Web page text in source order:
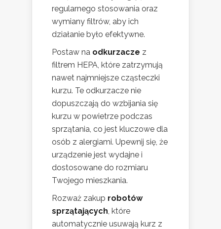
regularnego stosowania oraz
wymiany filtrów, aby ich
działanie było efektywne.
Postaw na odkurzacze z
filtrem HEPA, które zatrzymują
nawet najmniejsze cząsteczki
kurzu. Te odkurzacze nie
dopuszczają do wzbijania się
kurzu w powietrze podczas
sprzątania, co jest kluczowe dla
osób z alergiami. Upewnij się, że
urządzenie jest wydajne i
dostosowane do rozmiaru
Twojego mieszkania.
Rozważ zakup robotów
sprzątających , które
automatycznie usuwają kurz z